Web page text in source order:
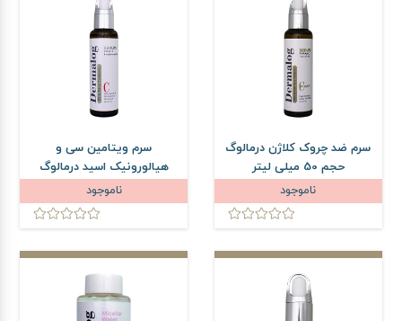
سرم ضد چروک کلاژن درمالوگ
حجم 50 میلی لیتر
ناموجود
سرم ویتامین سی و
هیالورونیک اسید درمالوگ
ناموجود